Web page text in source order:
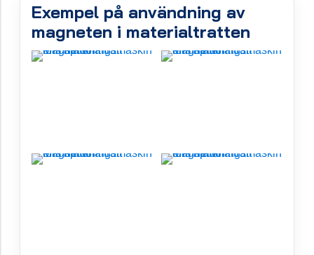
Exempel på användning av
magneten i materialtratten